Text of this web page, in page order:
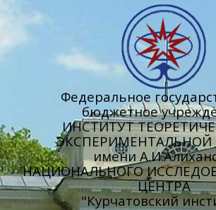
Федеральное
бюджетное
ИНСТИТУТ
имени
НАЦИОНАЛЬНОГО
ЦЕНТРА
"Курчатовский